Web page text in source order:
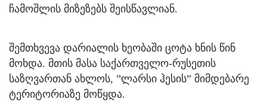
ჩამოშლის მიზეზებს შეისწავლიან.
შემთხვევა დარიალის ხეობაში ცოტა ხნის წინ
მოხდა. მთის მასა საქართველო-რუსეთის
საზღვართან ახლოს, ”ლარსი ჰესის” მიმდებარე
ტერიტორიაზე მოწყდა.